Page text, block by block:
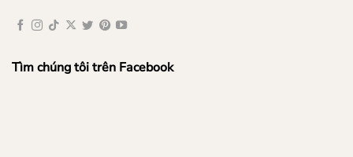
Tìm chúng tôi trên Facebook